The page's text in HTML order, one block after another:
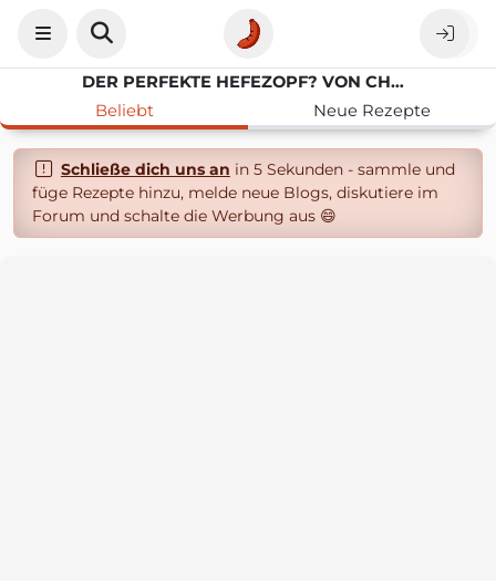
DER PERFEKTE HEFEZOPF? VON CHEF HANSEN
Beliebt
Neue Rezepte
Schließe dich uns an in 5 Sekunden - sammle und
füge Rezepte hinzu, melde neue Blogs, diskutiere im
Forum und schalte die Werbung aus 😄